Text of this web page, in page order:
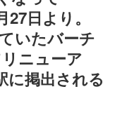
本』は、〈試験問題〉
。
う若きクリエイター達
探っていきます。
日より。
いたバーチ
ニューア
に掲出される